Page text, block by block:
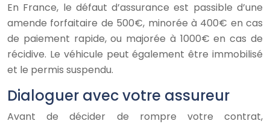
En France, le défaut d’assurance est passible d’une
amende forfaitaire de 500€, minorée à 400€ en cas
de paiement rapide, ou majorée à 1000€ en cas de
récidive. Le véhicule peut également être immobilisé
et le permis suspendu.
Dialoguer avec votre assureur
Avant de décider de rompre votre contrat,